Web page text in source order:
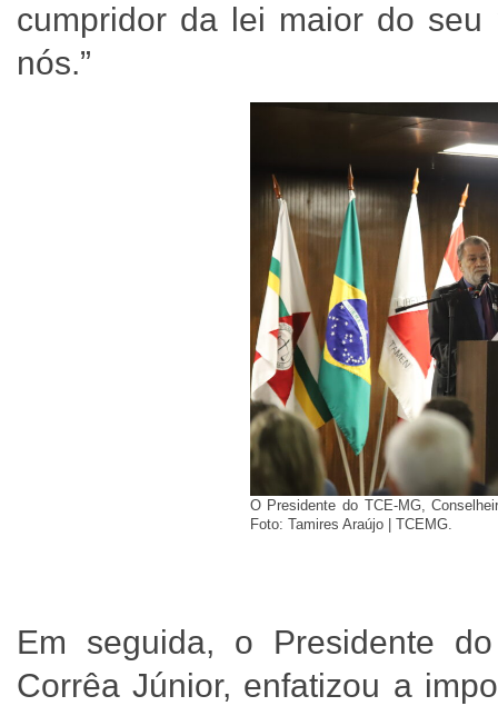
cumpridor da lei maior do
nós.”
O Presidente do TCE-MG,
Foto: Tamires Araújo | TCEMG.
Em seguida, o Presidente
Corrêa Júnior, enfatizou a